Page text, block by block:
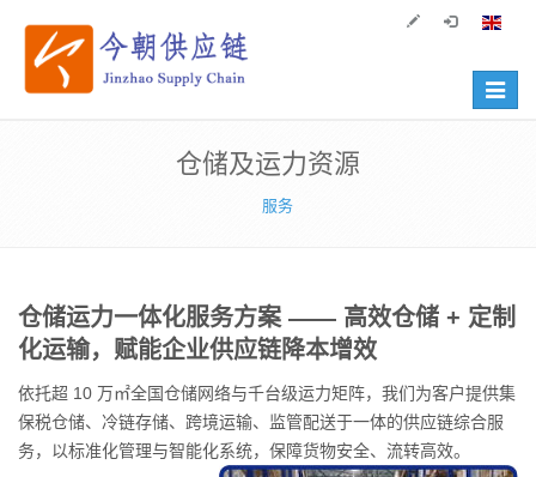
Toggle
仓储及运力资源
服务
仓储运力一体化服务方案 —— 高效仓储 + 定制
化运输，赋能企业供应链降本增效
依托超 10 万㎡全国仓储网络与千台级运力矩阵，我们为客户提供集
保税仓储、冷链存储、跨境运输、监管配送于一体的供应链综合服
务，以标准化管理与智能化系统，保障货物安全、流转高效。